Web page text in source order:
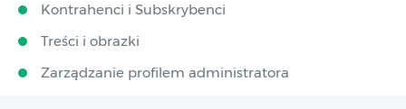
Kontrahenci i Subskrybenci
Treści i obrazki
Zarządzanie profilem administratora